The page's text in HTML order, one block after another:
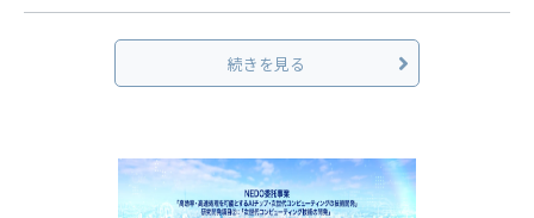
続きを見る